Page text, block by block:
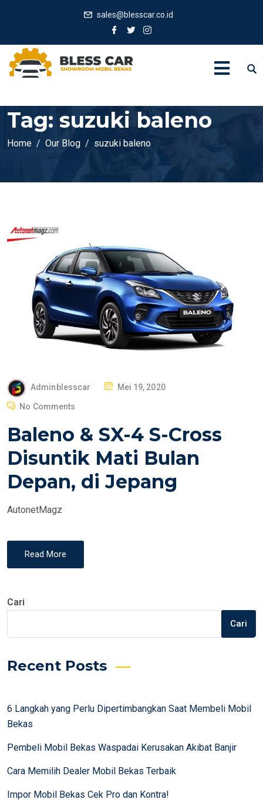
sales@blesscar.co.id
Tag: suzuki baleno
Home Our Blog suzuki baleno
Adminblesscar
P
T
D
O
Mei 19, 2020
No Comments
Baleno & SX-4 S-Cross
Disuntik Mati Bulan
Depan, di Jepang
AutonetMagz
Read More
Cari
Cari
Recent Posts
6 Langkah yang Perlu Dipertimbangkan Saat Membeli Mobil
Bekas
Pembeli Mobil Bekas Waspadai Kerusakan Akibat Banjir
Cara Memilih Dealer Mobil Bekas Terbaik
Impor Mobil Bekas Cek Pro dan Kontra!